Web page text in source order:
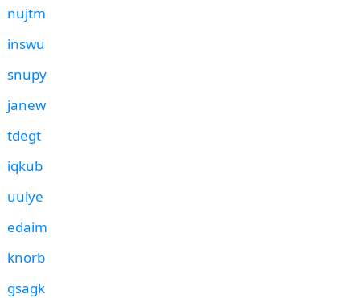
nujtm
inswu
snupy
janew
tdegt
iqkub
uuiye
edaim
knorb
gsagk